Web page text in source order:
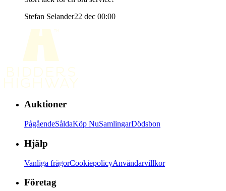
Stefan Selander22 dec 00:00
Auktioner
PågåendeSåldaKöp NuSamlingarDödsbon
Hjälp
Vanliga frågorCookiepolicyAnvändarvillkor
Företag